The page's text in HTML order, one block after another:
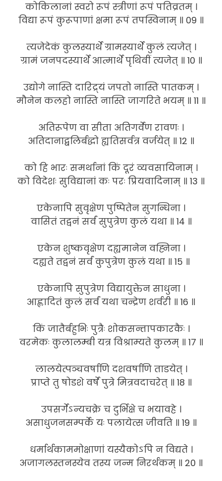
कोकिलानां स्वरो रूपं स्त्रीणां रूपं पतिव्रतम् ।
विद्या रूपं कुरूपाणां क्षमा रूपं तपस्विनाम् ॥ 09 ॥
त्यजेदेकं कुलस्यार्थे ग्रामस्यार्थे कुलं त्यजेत् ।
ग्रामं जनपदस्यार्थे आत्मार्थे पृथिवीं त्यजेत् ॥ 10 ॥
उद्योगे नास्ति दारिद्र्यं जपतो नास्ति पातकम् ।
मौनेन कलहो नास्ति नास्ति जागरिते भयम् ॥ 11 ॥
अतिरूपेण वा सीता अतिगर्वेण रावणः ।
अतिदानाद्बलिर्बद्धो ह्यतिसर्वत्र वर्जयेत् ॥ 12 ॥
को हि भारः समर्थानां किं दूरं व्यवसायिनाम् ।
को विदेशः सुविद्यानां कः परः प्रियवादिनाम् ॥ 13 ॥
एकेनापि सुवृक्षेण पुष्पितेन सुगन्धिना ।
वासितं तद्वनं सर्वं सुपुत्रेण कुलं यथा ॥ 14 ॥
एकेन शुष्कवृक्षेण दह्यमानेन वह्निना ।
दह्यते तद्वनं सर्वं कुपुत्रेण कुलं यथा ॥ 15 ॥
एकेनापि सुपुत्रेण विद्यायुक्तेन साधुना ।
आह्लादितं कुलं सर्वं यथा चन्द्रेण शर्वरी ॥ 16 ॥
किं जातैर्बहुभिः पुत्रैः शोकसन्तापकारकैः ।
वरमेकः कुलालम्बी यत्र विश्राम्यते कुलम् ॥ 17 ॥
लालयेत्पञ्चवर्षाणि दशवर्षाणि ताडयेत् ।
प्राप्ते तु षोडशे वर्षे पुत्रे मित्रवदाचरेत् ॥ 18 ॥
उपसर्गेऽन्यचक्रे च दुर्भिक्षे च भयावहे ।
असाधुजनसम्पर्के यः पलायेत्स जीवति ॥ 19 ॥
धर्मार्थकाममोक्षाणां यस्यैकोऽपि न विद्यते ।
अजागलस्तनस्येव तस्य जन्म निरर्थकम् ॥ 20 ॥